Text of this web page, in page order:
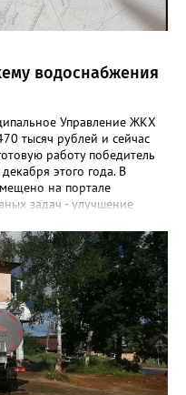
водоснабжения
Управление ЖКХ
тысяч рублей и сейчас
работу победитель
этого года. В
на портале
задач - улучшение
Кроме электронных
предложения по
и канализации,
перечень
развития этой
2025 года
торгах. Тогда цена
- 9 миллионов 13 тысяч
электронной